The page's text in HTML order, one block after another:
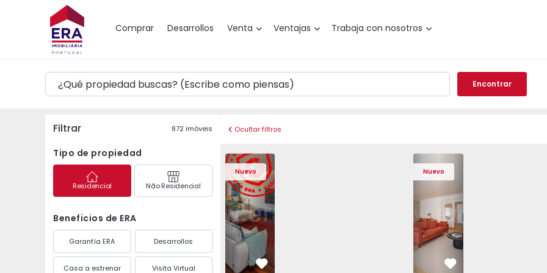
Comprar Desarrollos Venta Ventajas Trabaja con nosotros
Mapa
Encontrar
Filtrar 872imóveis
Tipo de propiedad
Residencial Não Residencial
Beneficios de ERA
Garantía ERA Desarrollos
Casa a estrenar Visita Virtual
Ocultar filtros
Nuevo
Apartamento T3 Póvoa de Varzim, Póvoa de Varzim, Beiriz e Argivai - 1574602 - 20
Apartamento T3 Póvoa de Varzim, Póvoa de Varzim, Beiriz e Argivai -
Apartamento T3 Póvoa de Varzim, Póvoa de Varzim, Beiriz
Apartamento T3 Póvoa de Varzim, Póvoa de
Apartamento T3 Póvoa de Varzim,
Apartamento T3 Póvoa de
Apartamento
Favorito
Nuevo
Apartamento T4 Cascais, São Domingos
Apartamento T4 Cascais,
Apartamento T4
Favorito